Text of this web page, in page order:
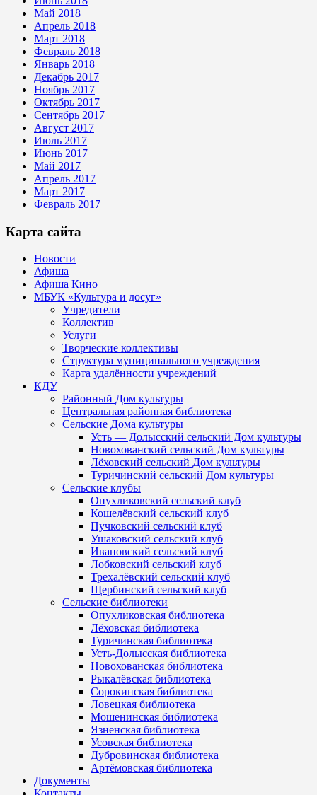
Май 2018
Апрель 2018
Март 2018
Февраль 2018
Январь 2018
Декабрь 2017
Ноябрь 2017
Октябрь 2017
Сентябрь 2017
Август 2017
Июль 2017
Июнь 2017
Май 2017
Апрель 2017
Март 2017
Февраль 2017
Карта сайта
Новости
Афиша
Афиша Кино
МБУК «Культура и досуг»
Учредители
Коллектив
Услуги
Творческие коллективы
Структура муниципального учреждения
Карта удалённости учреждений
КДУ
Районный Дом культуры
Центральная районная библиотека
Сельские Дома культуры
Усть — Долысский сельский Дом культуры
Новохованский сельский Дом культуры
Лёховский сельский Дом культуры
Туричинский сельский Дом культуры
Сельские клубы
Опухликовский сельский клуб
Кошелёвский сельский клуб
Пучковский сельский клуб
Ушаковский сельский клуб
Ивановский сельский клуб
Лобковский сельский клуб
Трехалёвский сельский клуб
Щербинский сельский клуб
Сельские библиотеки
Опухликовская библиотека
Лёховская библиотека
Туричинская библиотека
Усть-Долысская библиотека
Новохованская библиотека
Рыкалёвская библиотека
Сорокинская библиотека
Ловецкая библиотека
Мошенинская библиотека
Язненская библиотека
Усовская библиотека
Дубровинская библиотека
Артёмовская библиотека
Документы